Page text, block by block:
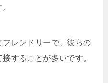
レンドリーで、彼らの
することが多いです。